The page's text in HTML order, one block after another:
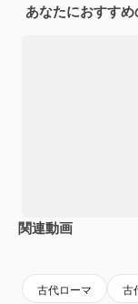
あなたにおすす
関連動画
古代ローマ 古